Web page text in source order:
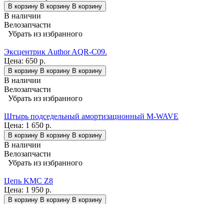
В корзину В корзину В корзину
В наличии
Велозапчасти
Убрать из избранного
Эксцентрик Author AQR-C09.
Цена: 650 р.
В корзину В корзину В корзину
В наличии
Велозапчасти
Убрать из избранного
Штырь подседельный амортизационный M-WAVE
Цена: 1 650 р.
В корзину В корзину В корзину
В наличии
Велозапчасти
Убрать из избранного
Цепь KMC Z8
Цена: 1 950 р.
В корзину В корзину В корзину